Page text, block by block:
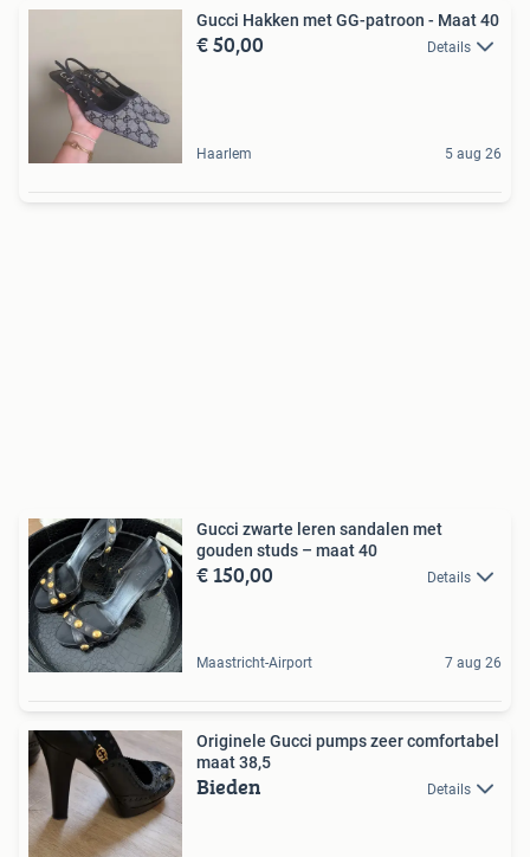
Gucci Hakken met GG-patroon - Maat 40
€ 50,00 Details
Haarlem 5 aug 26
Gucci zwarte leren sandalen met
gouden studs – maat 40
€ 150,00 Details
Maastricht-Airport 7 aug 26
Originele Gucci pumps zeer comfortabel
maat 38,5
Bieden Details